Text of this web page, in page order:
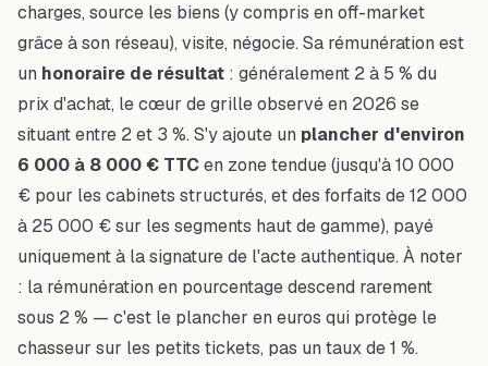
charges, source les biens (y compris en off-market
grâce à son réseau), visite, négocie. Sa rémunération est
un honoraire de résultat : généralement 2 à 5 % du
prix d'achat, le cœur de grille observé en 2026 se
situant entre 2 et 3 %. S'y ajoute un plancher d'environ
6 000 à 8 000 € TTCen zone tendue (jusqu'à 10 000
€ pour les cabinets structurés, et des forfaits de 12 000
à 25 000 € sur les segments haut de gamme), payé
uniquement à la signature de l'acte authentique. À noter
: la rémunération en pourcentage descend rarement
sous 2 % — c'est le plancher en euros qui protège le
chasseur sur les petits tickets, pas un taux de 1 %.